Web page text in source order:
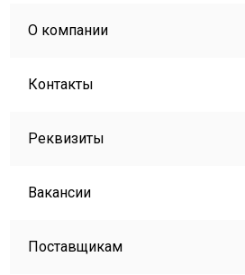
О компании
Контакты
Реквизиты
Вакансии
Поставщикам